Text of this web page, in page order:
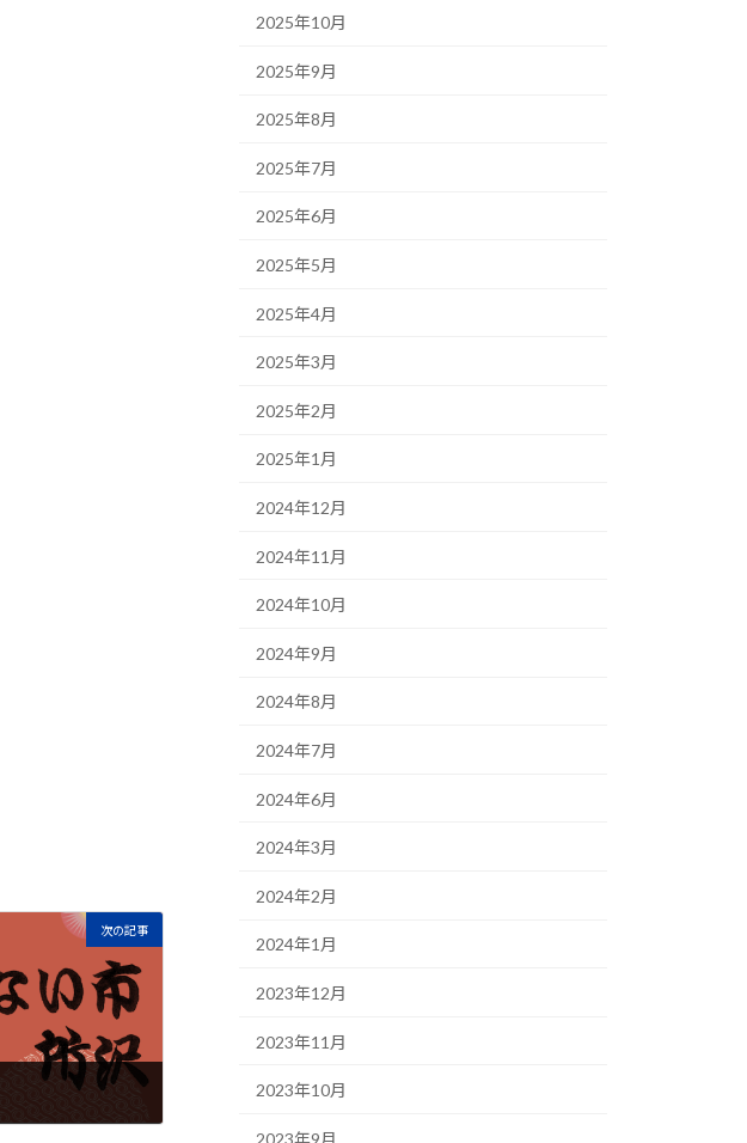
次の記事
2025年10月
2025年9月
2025年8月
2025年7月
2025年6月
2025年5月
2025年4月
2025年3月
2025年2月
2025年1月
2024年12月
2024年11月
2024年10月
2024年9月
2024年8月
2024年7月
2024年6月
2024年3月
2024年2月
2024年1月
2023年12月
2023年11月
2023年10月
2023年9月